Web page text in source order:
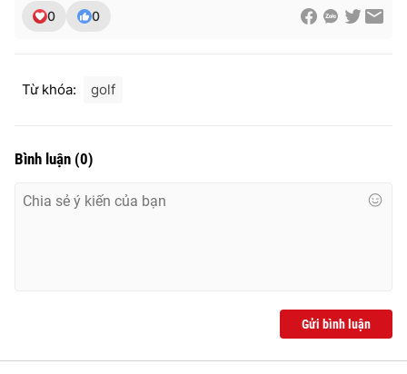
0 0
Từ khóa: golf
Bình luận (0)
Gửi bình luận